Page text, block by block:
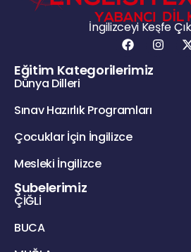
İngilizceyi Keşfe
Eğitim Kategorilerimiz
Dünya Dilleri
Sınav Hazırlık Programları
Çocuklar İçin İngilizce
Mesleki İngilizce
Şubelerimiz
ÇİĞLİ
BUCA